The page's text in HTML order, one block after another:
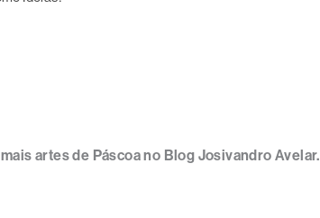
artes de Páscoa no Blog Josivandro Avelar.